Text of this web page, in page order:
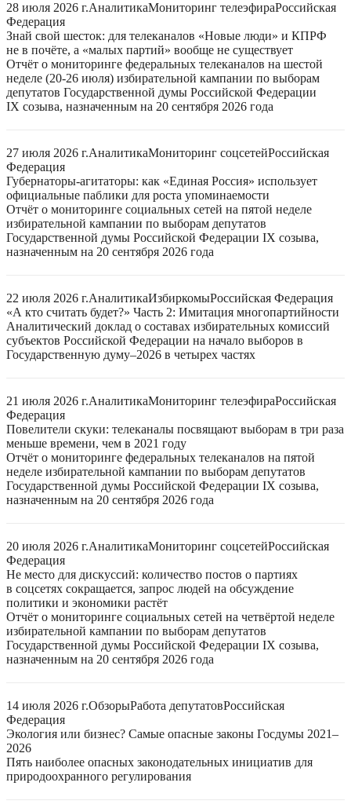
28 июля 2026 г.АналитикаМониторинг телеэфираРоссийская
Федерация
Знай свой шесток: для телеканалов «Новые люди» и КПРФ
не в почёте, а «малых партий» вообще не существует
Отчёт о мониторинге федеральных телеканалов на шестой
неделе (20-26 июля) избирательной кампании по выборам
депутатов Государственной думы Российской Федерации
IX созыва, назначенным на 20 сентября 2026 года
27 июля 2026 г.АналитикаМониторинг соцсетейРоссийская
Федерация
Губернаторы-агитаторы: как «Единая Россия» использует
официальные паблики для роста упоминаемости
Отчёт о мониторинге социальных сетей на пятой неделе
избирательной кампании по выборам депутатов
Государственной думы Российской Федерации IX созыва,
назначенным на 20 сентября 2026 года
22 июля 2026 г.АналитикаИзбиркомыРоссийская Федерация
«А кто считать будет?» Часть 2: Имитация многопартийности
Аналитический доклад о составах избирательных комиссий
субъектов Российской Федерации на начало выборов в
Государственную думу–2026 в четырех частях
21 июля 2026 г.АналитикаМониторинг телеэфираРоссийская
Федерация
Повелители скуки: телеканалы посвящают выборам в три раза
меньше времени, чем в 2021 году
Отчёт о мониторинге федеральных телеканалов на пятой
неделе избирательной кампании по выборам депутатов
Государственной думы Российской Федерации IX созыва,
назначенным на 20 сентября 2026 года
20 июля 2026 г.АналитикаМониторинг соцсетейРоссийская
Федерация
Не место для дискуссий: количество постов о партиях
в соцсетях сокращается, запрос людей на обсуждение
политики и экономики растёт
Отчёт о мониторинге социальных сетей на четвёртой неделе
избирательной кампании по выборам депутатов
Государственной думы Российской Федерации IX созыва,
назначенным на 20 сентября 2026 года
14 июля 2026 г.ОбзорыРабота депутатовРоссийская
Федерация
Экология или бизнес? Самые опасные законы Госдумы 2021–
2026
Пять наиболее опасных законодательных инициатив для
природоохранного регулирования